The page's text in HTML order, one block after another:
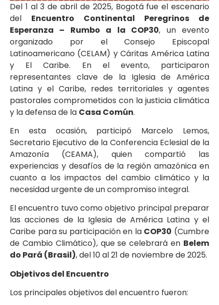
Del 1 al 3 de abril de 2025, Bogotá fue el escenario
del Encuentro Continental Peregrinos de
Esperanza – Rumbo a la COP30, un evento
organizado por el Consejo Episcopal
Latinoamericano (CELAM) y Cáritas América Latina
y El Caribe. En el evento, participaron
representantes clave de la Iglesia de América
Latina y el Caribe, redes territoriales y agentes
pastorales comprometidos con la justicia climática
y la defensa de la Casa Común.
En esta ocasión, participó Marcelo Lemos,
Secretario Ejecutivo de la Conferencia Eclesial de la
Amazonía (CEAMA), quien compartió las
experiencias y desafíos de la región amazónica en
cuanto a los impactos del cambio climático y la
necesidad urgente de un compromiso integral.
El encuentro tuvo como objetivo principal preparar
las acciones de la Iglesia de América Latina y el
Caribe para su participación en la COP30 (Cumbre
de Cambio Climático), que se celebrará en Belem
do Pará (Brasil), del 10 al 21 de noviembre de 2025.
Objetivos del Encuentro
Los principales objetivos del encuentro fueron: